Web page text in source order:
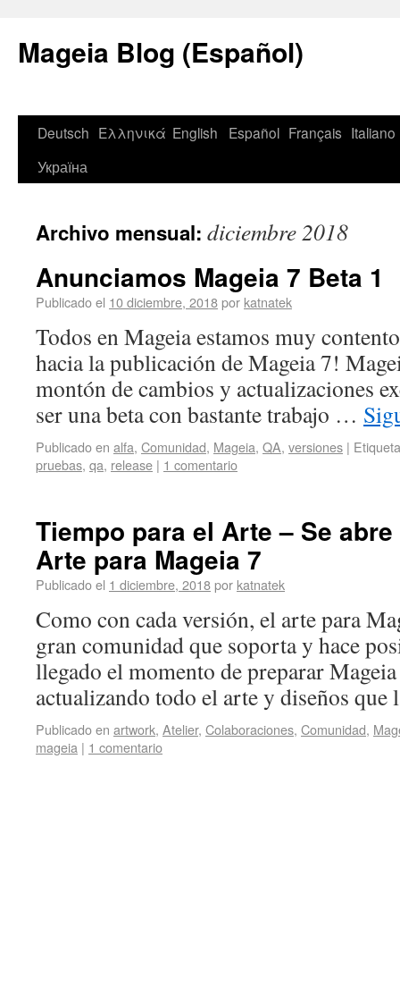
Mageia Blog (Español)
Deutsch Ελληνικά English Español Français Italiano
Україна
Archivo mensual: diciembre 2018
Anunciamos Mageia 7 Beta 1
Publicado el 10 diciembre, 2018por katnatek
Todos en Mageia estamos muy
hacia la publicación de Mageia 7!
montón de cambios y actualizaciones
ser una beta con bastante trabajo …
Publicado en alfa, Comunidad, Mageia, QA, versiones |
pruebas, qa, release | 1 comentario
Tiempo para el Arte – Se
Arte para Mageia 7
Publicado el 1 diciembre, 2018por katnatek
Como con cada versión, el arte para
gran comunidad que soporta y hace
llegado el momento de preparar
actualizando todo el arte y diseños
Publicado en artwork, Atelier, Colaboraciones, Comunidad,
mageia | 1 comentario